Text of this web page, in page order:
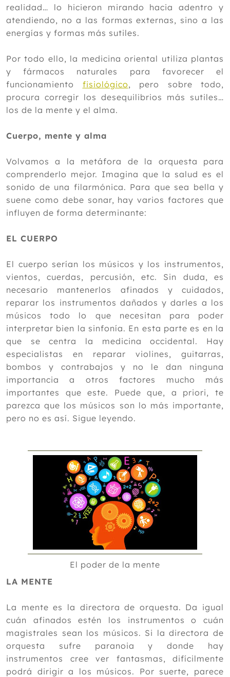
realidad… lo hicieron mirando hacia adentro y
atendiendo, no a las formas externas, sino a las
energías y formas más sutiles.
Por todo ello, la medicina oriental utiliza plantas
y fármacos naturales para favorecer el
funcionamiento fisiológico, pero sobre todo,
procura corregir los desequilibrios más sutiles…
los de la mente y el alma.
Cuerpo, mente y alma
Volvamos a la metáfora de la orquesta para
comprenderlo mejor. Imagina que la salud es el
sonido de una filarmónica. Para que sea bella y
suene como debe sonar, hay varios factores que
influyen de forma determinante:
EL CUERPO
El cuerpo serían los músicos y los instrumentos,
vientos, cuerdas, percusión, etc. Sin duda, es
necesario mantenerlos afinados y cuidados,
reparar los instrumentos dañados y darles a los
músicos todo lo que necesitan para poder
interpretar bien la sinfonía. En esta parte es en la
que se centra la medicina occidental. Hay
especialistas en reparar violines, guitarras,
bombos y contrabajos y no le dan ninguna
importancia a otros factores mucho más
importantes que este. Puede que, a priori, te
parezca que los músicos son lo más importante,
pero no es así. Sigue leyendo.
El poder de la mente
LA MENTE
La mente es la directora de orquesta. Da igual
cuán afinados estén los instrumentos o cuán
magistrales sean los músicos. Si la directora de
orquesta sufre paranoia y donde hay
instrumentos cree ver fantasmas, difícilmente
podrá dirigir a los músicos. Por suerte, parece